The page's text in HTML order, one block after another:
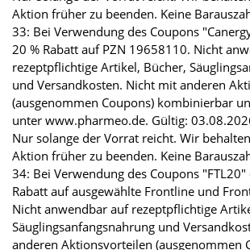
Aktion früher zu beenden. Keine
33: Bei Verwendung des Coupons
20 % Rabatt auf PZN 19658110. Nicht
rezeptpflichtige Artikel, Bücher,
und Versandkosten. Nicht mit anderen
(ausgenommen Coupons) kombinierbar
unter www.pharmeo.de. Gültig:
Nur solange der Vorrat reicht. Wir
Aktion früher zu beenden. Keine
34: Bei Verwendung des Coupons
Rabatt auf ausgewählte Frontline und
Nicht anwendbar auf rezeptpflichtige
Säuglingsanfangsnahrung und
anderen Aktionsvorteilen (ausgenommen